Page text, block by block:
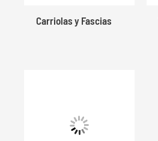
Carriolas y Fascias